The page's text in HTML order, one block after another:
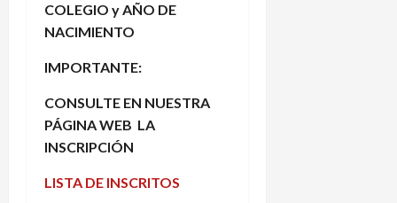
COLEGIO y AÑO DE
NACIMIENTO
IMPORTANTE:
CONSULTE EN NUESTRA
PÁGINA WEB LA
INSCRIPCIÓN
LISTA DE INSCRITOS